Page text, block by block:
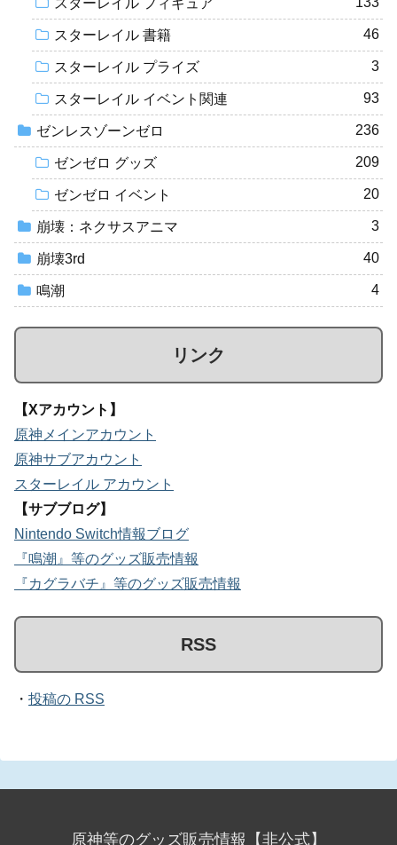
スターレイル 書籍 46
スターレイル プライズ 3
スターレイル イベント関連 93
ゼンレスゾーンゼロ 236
ゼンゼロ グッズ 209
ゼンゼロ イベント 20
崩壊：ネクサスアニマ 3
崩壊3rd 40
鳴潮 4
リンク
【Xアカウント】
原神メインアカウント
原神サブアカウント
スターレイル アカウント
【サブブログ】
Nintendo Switch情報ブログ
『鳴潮』等のグッズ販売情報
『カグラバチ』等のグッズ販売情報
RSS
・ 投稿の RSS
原神等のグッズ販売情報【非公式】